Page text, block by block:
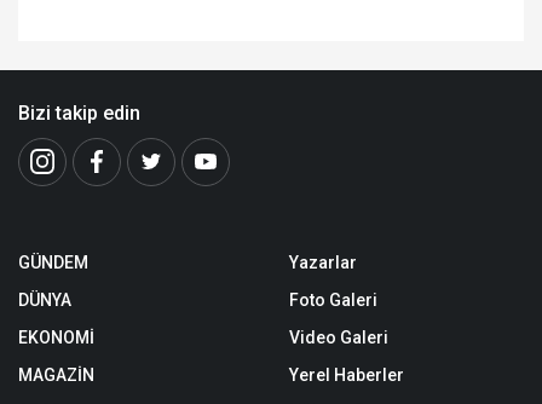
Bizi takip edin
GÜNDEM
DÜNYA
EKONOMİ
MAGAZİN
Yazarlar
Foto Galeri
Video Galeri
Yerel Haberler